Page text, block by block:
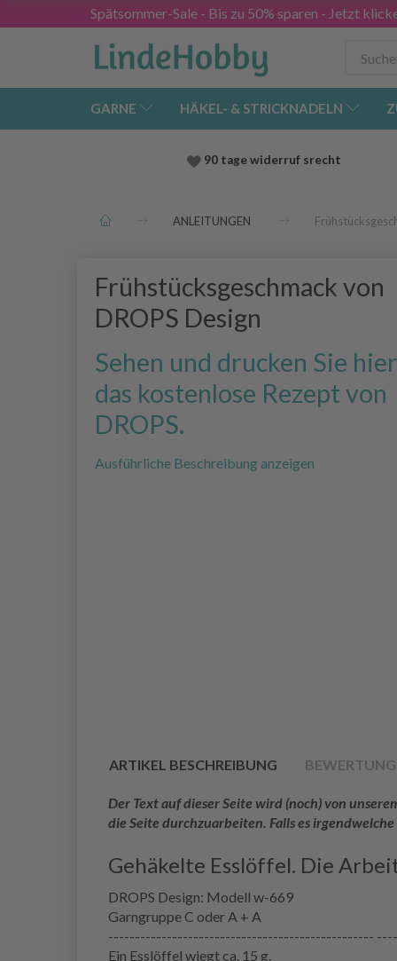
Spätsommer-Sale - Bis zu 50% sparen - Jetzt
GARNE HÄKEL- & STRICKNADELN
90 tage widerruf srecht
ANLEITUNGEN
Frühstücksgeschmack von
DROPS Design
Sehen und drucken Sie hier
das kostenlose Rezept von
DROPS.
Ausführliche Beschreibung anzeigen
ARTIKEL BESCHREIBUNG
Der Text auf dieser Seite wird (noch) von
die Seite durchzuarbeiten. Falls es
Gehäkelte Esslöffel. Die
DROPS Design: Modell w-669
Garngruppe C oder A + A
--------------------------------------------------
Ein Esslöffel wiegt ca. 15 g.